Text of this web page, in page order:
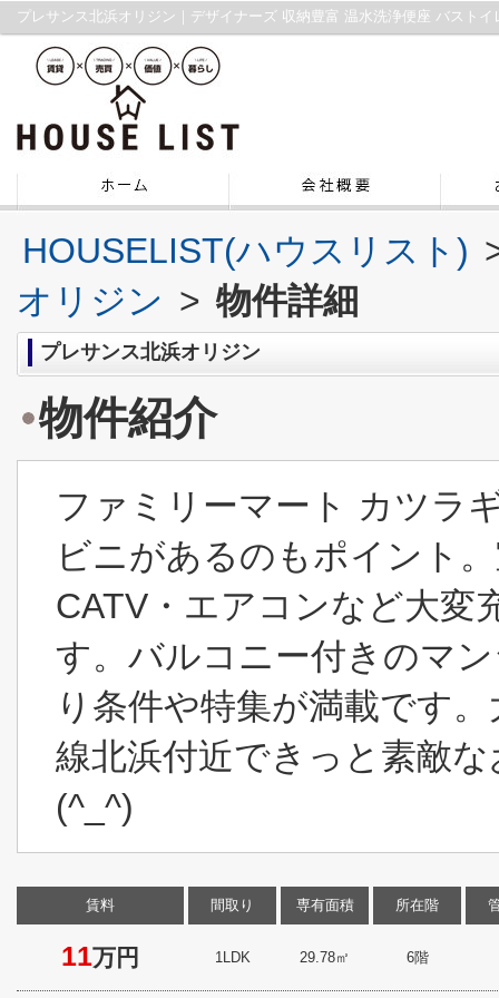
HOUSELIST(ハウスリスト)
オリジン > 物件詳細
プレサンス北浜オリジン
物件紹介
ファミリーマート カツラ
ビニがあるのもポイント
CATV・エアコンなど大変
す。バルコニー付きのマ
り条件や特集が満載です
線北浜付近できっと素敵
(^_^)
賃料
11万円
間取り
1LDK
専有面積
29.78㎡
所在階
6階